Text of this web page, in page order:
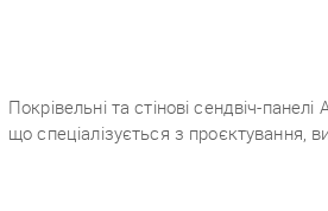
Покрівельні та стінові сендвіч-
що спеціалізується з проєктування,